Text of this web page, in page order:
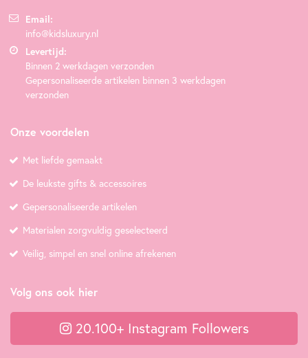
Email:
info@kidsluxury.nl
Levertijd:
Binnen 2 werkdagen verzonden
Gepersonaliseerde artikelen binnen 3 werkdagen
verzonden
Onze voordelen
Met liefde gemaakt
De leukste gifts & accessoires
Gepersonaliseerde artikelen
Materialen zorgvuldig geselecteerd
Veilig, simpel en snel online afrekenen
Volg ons ook hier
20.100+ Instagram Followers